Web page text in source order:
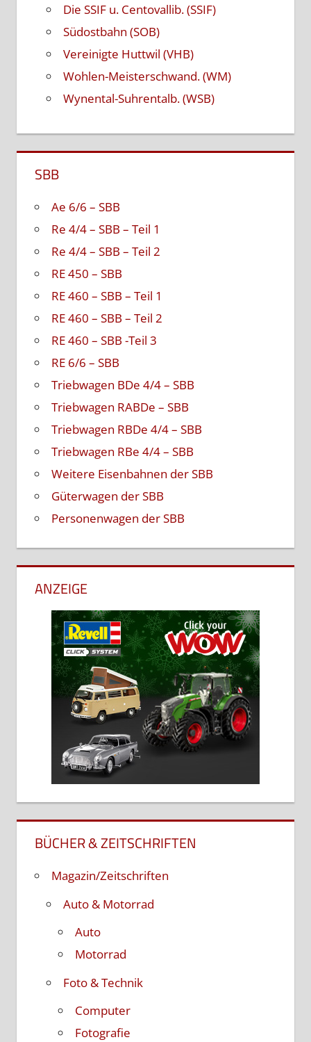
Die SSIF u. Centovallib. (SSIF)
Südostbahn (SOB)
Vereinigte Huttwil (VHB)
Wohlen-Meisterschwand. (WM)
Wynental-Suhrentalb. (WSB)
SBB
Ae 6/6 – SBB
Re 4/4 – SBB – Teil 1
Re 4/4 – SBB – Teil 2
RE 450 – SBB
RE 460 – SBB – Teil 1
RE 460 – SBB – Teil 2
RE 460 – SBB -Teil 3
RE 6/6 – SBB
Triebwagen BDe 4/4 – SBB
Triebwagen RABDe – SBB
Triebwagen RBDe 4/4 – SBB
Triebwagen RBe 4/4 – SBB
Weitere Eisenbahnen der SBB
Güterwagen der SBB
Personenwagen der SBB
ANZEIGE
BÜCHER & ZEITSCHRIFTEN
Magazin/Zeitschriften
Auto & Motorrad
Auto
Motorrad
Foto & Technik
Computer
Fotografie